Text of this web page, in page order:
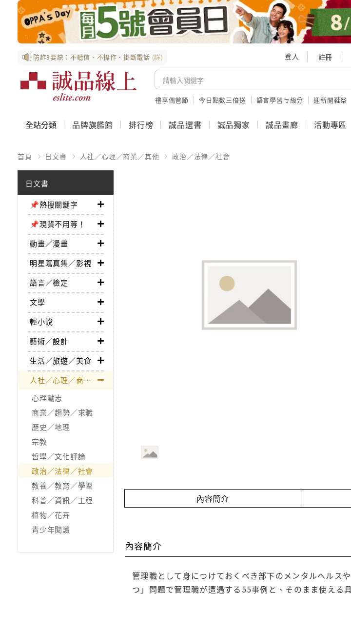
防詐3要訣：不聽信、不操作、掛斷電話 (詳) 登入 註冊
禮享偶爸節 今日點數三倍送 語言學習ㄅ級分 迎新開鞋祭
全站分類 品牌旗艦館 排行榜 誠品選書 誠品獨家 誠品畫廊 活動專區
首頁 日文書 人社／心理／商業／其他 政治／法律／社會
日文書
📌熱搜關鍵字
📌現貨不用等！
動畫／漫畫
明星寫真集／影視
語言／檢定
文學
輕小說
藝術／設計
生活／旅遊／美食
人社／心理／商業／其他
心理勵志
商業／趨勢／求職
歷史／地理
宗教
哲學／文化評論
政治／法律／社會
教養／教育／學習
科普／資訊／工程
植物／花卉
青少年閱讀
內容簡介
內容簡介
管理職として身につけておくべき部下のメンタルヘルス
つ」問題で管理職が遭遇する55事例と、そのまま使える